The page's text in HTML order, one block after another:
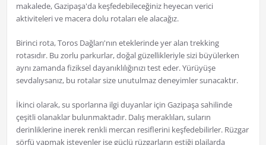
makalede, Gazipaşa'da keşfedebileceğiniz heyecan verici
aktiviteleri ve macera dolu rotaları ele alacağız.
Birinci rota, Toros Dağları'nın eteklerinde yer alan trekking
rotasıdır. Bu zorlu parkurlar, doğal güzellikleriyle sizi büyülerken
aynı zamanda fiziksel dayanıklılığınızı test eder. Yürüyüşe
sevdalıysanız, bu rotalar size unutulmaz deneyimler sunacaktır.
İkinci olarak, su sporlarına ilgi duyanlar için Gazipaşa sahilinde
çeşitli olanaklar bulunmaktadır. Dalış meraklıları, suların
derinliklerine inerek renkli mercan resiflerini keşfedebilirler. Rüzgar
sörfü yapmak isteyenler ise güçlü rüzgarların estiği plajlarda